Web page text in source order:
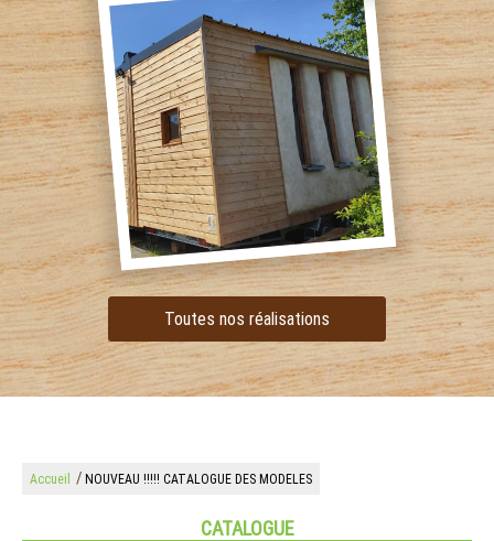
Toutes nos réalisations
Accueil / NOUVEAU !!!!! CATALOGUE DES MODELES
CATALOGUE